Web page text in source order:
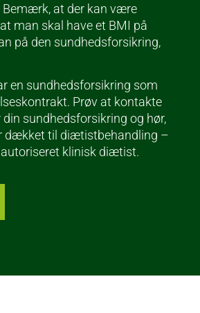
at der kan være
man skal have et BMI på
på den sundhedsforsikring,
en sundhedsforsikring som
Prøv at kontakte
sundhedsforsikring og hør,
dækket til diætistbehandling –
klinisk diætist.